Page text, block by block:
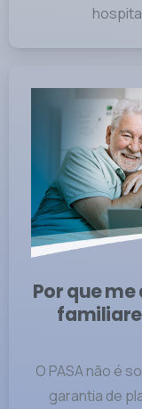
Por que
O PASA não é
garantia de